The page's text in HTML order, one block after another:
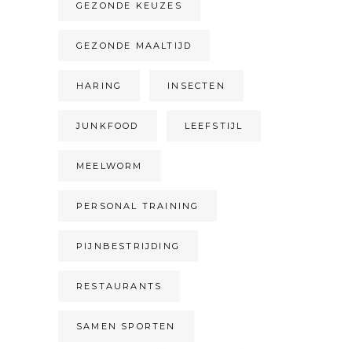
GEZONDE KEUZES
GEZONDE MAALTIJD
HARING INSECTEN
JUNKFOOD LEEFSTIJL
MEELWORM
PERSONAL TRAINING
PIJNBESTRIJDING
RESTAURANTS
SAMEN SPORTEN